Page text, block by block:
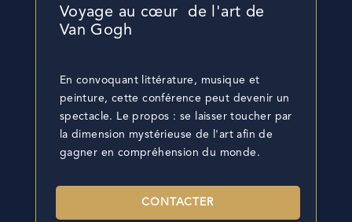
Voyage au cœur de l'art de
Van Gogh
En convoquant littérature, musique et
peinture, cette conférence peut devenir un
spectacle. Le propos : se laisser toucher par
la dimension mystérieuse de l'art afin de
gagner en compréhension du monde.
CONTACTER